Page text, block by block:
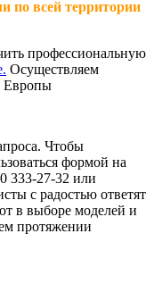
по всей территории
профессиональную
Осуществляем
Европы
Чтобы
формой на
333-27-32 или
с радостью ответят
в выборе моделей и
протяжении